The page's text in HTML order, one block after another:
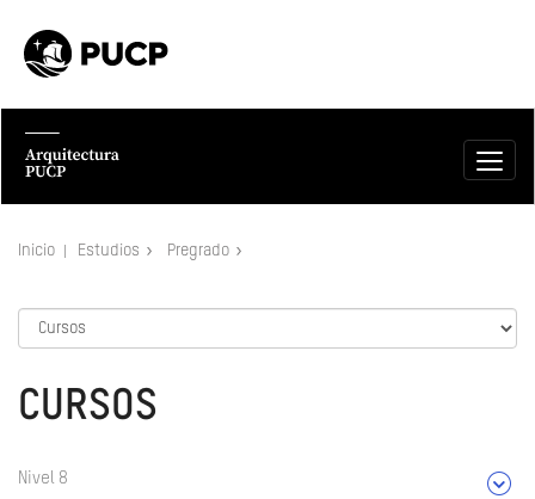
Inicio Estudios Pregrado
CURSOS
Nivel 8